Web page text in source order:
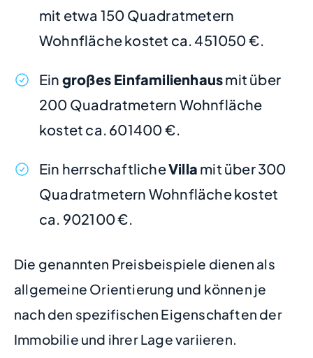
mit etwa 150 Quadratmetern
Wohnfläche kostet ca. 451050 €.
Ein großes Einfamilienhausmit über
200 Quadratmetern Wohnfläche
kostet ca. 601400 €.
Ein herrschaftlicheVilla mit über 300
Quadratmetern Wohnfläche kostet
ca. 902100 €.
Die genannten Preisbeispiele dienen als
allgemeine Orientierung und können je
nach den spezifischen Eigenschaften der
Immobilie und ihrer Lage variieren.